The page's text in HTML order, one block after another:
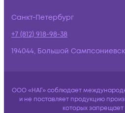
Санкт-Петербург
+7 (812) 918-98-38
194044, Большой
ООО «НАГ» соблюдает
и не поставляет продукцию
которых запрещает